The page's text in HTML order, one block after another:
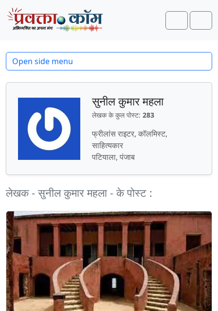
Skip to content
Skip to footer
Search
सुनील कुमार महला
लेखक के कुल पोस्ट: 283
फ्रीलांस राइटर, कॉलमिस्ट,
साहित्यकार
पटियाला, पंजाब
लेखक - सुनील कुमार महला - के पोस्ट :
Open side menu